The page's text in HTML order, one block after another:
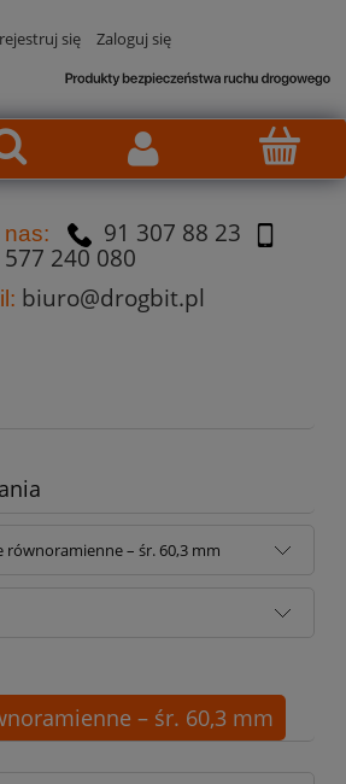
się Zaloguj się
nas:
91 307 88 23
577 240 080
biuro@drogbit.pl
równoramienne – śr. 60,3 mm
– śr. 60,3 mm